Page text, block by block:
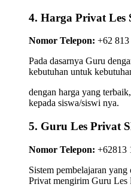
4. Harga Privat Les
Nomor Telepon: +62 813
Pada dasarnya Guru
kebutuhan untuk
dengan harga yang
kepada siswa/siswi nya.
5. Guru Les Privat
Nomor Telepon: +62813
Sistem pembelajaran
Privat mengirim Guru Les